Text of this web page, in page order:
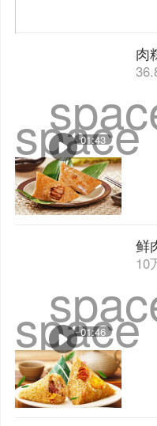
space
01:43
肉
space
01:46
鲜
10